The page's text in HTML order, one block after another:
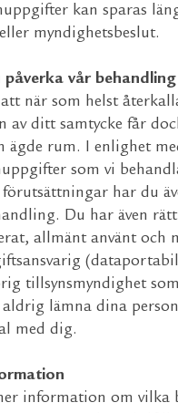
kan sparas
myndighetsbeslut.
vår
när som helst
av ditt samtycke får
ägde rum. I enlighet
som vi
förutsättningar har du
Du har även
allmänt använt och
tillsynsmyndighet
aldrig lämna dina
med dig.
information om vilka